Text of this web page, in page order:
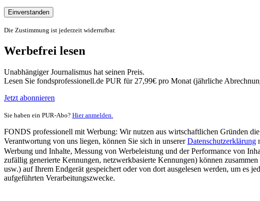
Einverstanden
Die Zustimmung ist jederzeit widerrufbar.
Werbefrei lesen
Unabhängiger Journalismus hat seinen Preis.
Lesen Sie fondsprofessionell.de PUR für 27,99€ pro Monat (jährliche
Jetzt abonnieren
Sie haben ein PUR-Abo? Hier anmelden.
FONDS professionell mit Werbung: Wir nutzen aus wirtschaftlichen Gründen
Verantwortung von uns liegen, können Sie sich in unsererDatenschutzerklärung
Werbung und Inhalte, Messung von Werbeleistung und der Performance von
zufällig generierte Kennungen, netzwerkbasierte Kennungen) können
usw.) auf Ihrem Endgerät gespeichert oder von dort ausgelesen werden, um es
aufgeführten Verarbeitungszwecke.